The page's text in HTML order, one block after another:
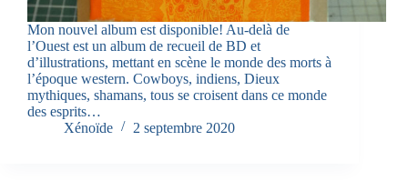
Mon nouvel album est disponible! Au-delà de
l’Ouest est un album de recueil de BD et
d’illustrations, mettant en scène le monde des morts à
l’époque western. Cowboys, indiens, Dieux
mythiques, shamans, tous se croisent dans ce monde
des esprits…
Xénoïde
2 septembre 2020